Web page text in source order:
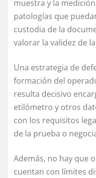
muestra y la
patologías que
custodia de la
valorar la validez de
Una estrategia de
formación del
resulta decisivo
etilómetro y otros
con los requisitos
de la prueba o
Además, no hay que
cuentan con límites